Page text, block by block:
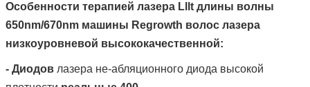
Особенности терапией лазера Lllt длины волны
650nm/670nm машины Regrowth волос лазера
низкоуровневой высококачественной:
- Диодов лазера не-абляционного диода высокой